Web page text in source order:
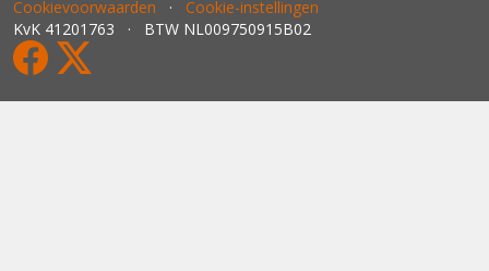
Cookievoorwaarden · Cookie-instellingen
KvK 41201763 · BTW NL009750915B02